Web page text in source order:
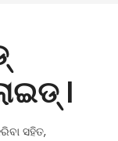
|
ସହିତ,